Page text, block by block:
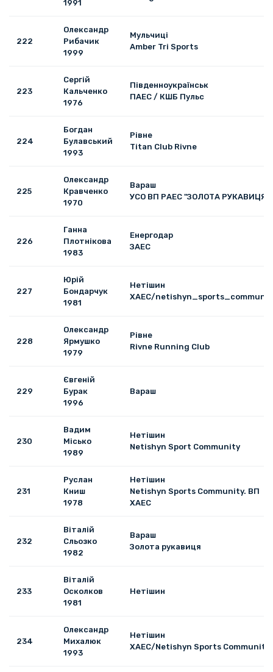
1991
222
Олександр
Рибачик
1999
Мульчиці
Amber Tri Sports
223
Сергій
Кальченко
1976
Південноукраїнськ
ПАЕС / КШБ Пульс
224
Богдан
Булавський
1993
Рівне
Titan Club Rivne
225
Олександр
Кравченко
1970
Вараш
УСО ВП РАЕС "ЗОЛОТА РУКАВИЦЯ"
226
Ганна
Плотнікова
1983
Енергодар
ЗАЕС
227
Юрій
Бондарчук
1981
Нетiшин
ХАЕС/
228
Олександр
Ярмушко
1979
Рівне
Rivne Running Club
229
Євгеній
Бурак
1996
Вараш
230
Вадим
Місько
1989
Нетішин
Netishyn Sport Community
231
Руслан
Книш
1978
Нетішин
Netishyn Sports Community. ВП
ХАЕС
232
Віталій
Сльозко
1982
Вараш
Золота рукавиця
233
Віталій
Осколков
1981
Нетішин
234
Олександр
Михалюк
1993
Нетішин
ХАЕС/Netishyn Sports Community